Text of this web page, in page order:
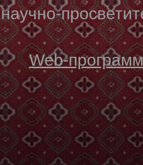
научно-
Web-